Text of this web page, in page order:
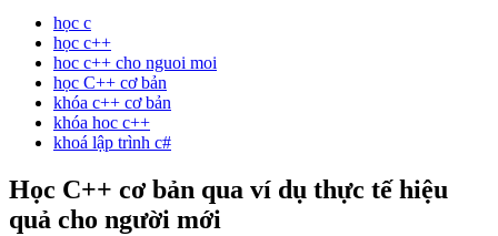
học c
học c++
hoc c++ cho nguoi moi
học C++ cơ bản
khóa c++ cơ bản
khóa hoc c++
khoá lập trình c#
Học C++ cơ bản qua ví dụ thực tế hiệu
quả cho người mới